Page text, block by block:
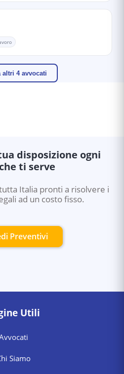
altri 4 avvocati
disposizione ogni
ti serve
Italia pronti a risolvere i
ad un costo fisso.
Preventivi
Utili
Siamo